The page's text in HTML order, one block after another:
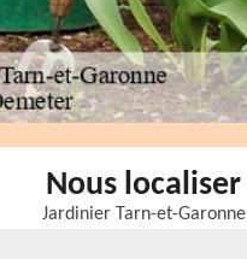
Nous localiser
Jardinier Tarn-et-Garonne